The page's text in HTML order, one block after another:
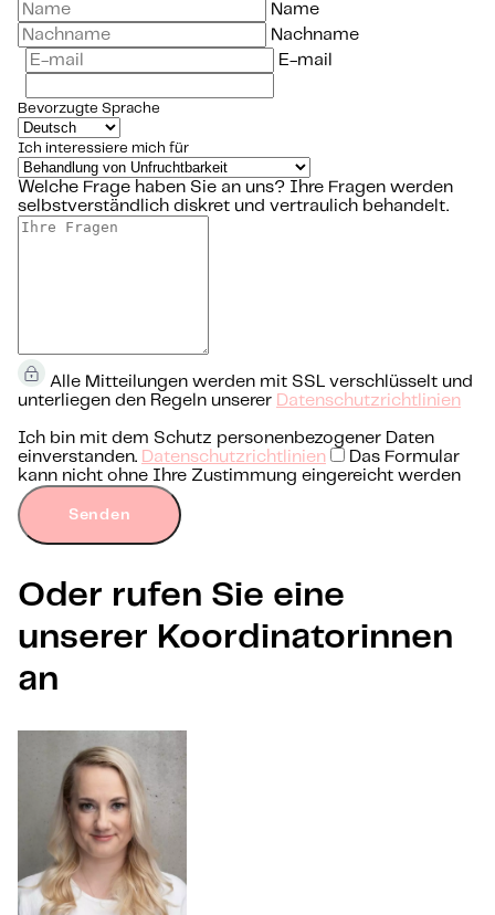
Name
Nachname
E-mail
Bevorzugte Sprache
Ich interessiere mich für
Welche Frage haben Sie an uns? Ihre Fragen werden
selbstverständlich diskret und vertraulich behandelt.
Alle Mitteilungen werden mit SSL verschlüsselt und
unterliegen den Regeln unserer Datenschutzrichtlinien
Ich bin mit dem Schutz personenbezogener Daten
einverstanden. Datenschutzrichtlinien
Das Formular
kann nicht ohne Ihre Zustimmung eingereicht werden
Senden
Oder rufen Sie eine
unserer Koordinatorinnen
an